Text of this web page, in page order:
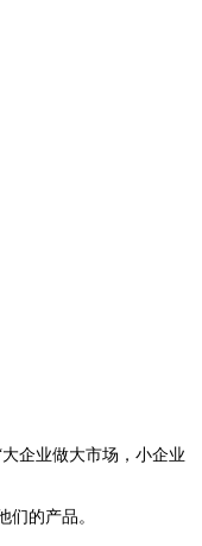
企业做大市场，小企业
们的产品。